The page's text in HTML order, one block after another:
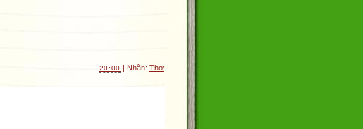
20:00 | Nhãn: Thơ